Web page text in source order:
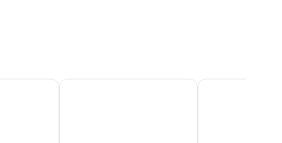
ibis budget Vitoria Triângulo Apart Hotel